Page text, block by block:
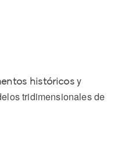
históricosy
tridimensionales de